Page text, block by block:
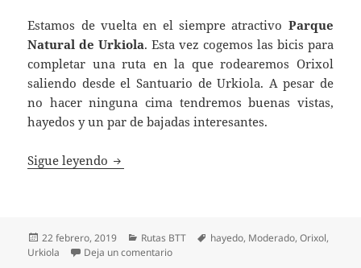
Estamos de vuelta en el siempre atractivo Parque
Natural de Urkiola. Esta vez cogemos las bicis para
completar una ruta en la que rodearemos Orixol
saliendo desde el Santuario de Urkiola. A pesar de
no hacer ninguna cima tendremos buenas vistas,
hayedos y un par de bajadas interesantes.
Sigue leyendo BTT Vuelta a Orixol desde Urkiola
Publicado
el
22 febrero, 2019 Categorías
Rutas BTT Etiquetas
hayedo, Moderado,Orixol,
Urkiola
Deja un comentarioen BTT Vuelta a Orixol desde Urkiola